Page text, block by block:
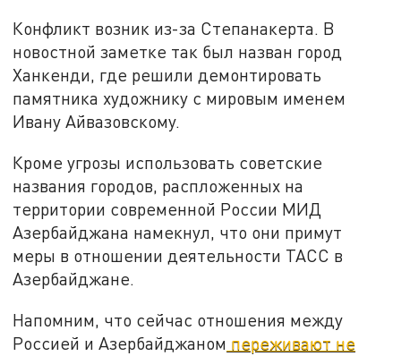
Конфликт возник из-за Степанакерта. В
новостной заметке так был назван город
Ханкенди, где решили демонтировать
памятника художнику с мировым именем
Ивану Айвазовскому.
Кроме угрозы использовать советские
названия городов, распложенных на
территории современной России МИД
Азербайджана намекнул, что они примут
меры в отношении деятельности ТАСС в
Азербайджане.
Напомним, что сейчас отношения между
Россией и Азербайджаном переживают не